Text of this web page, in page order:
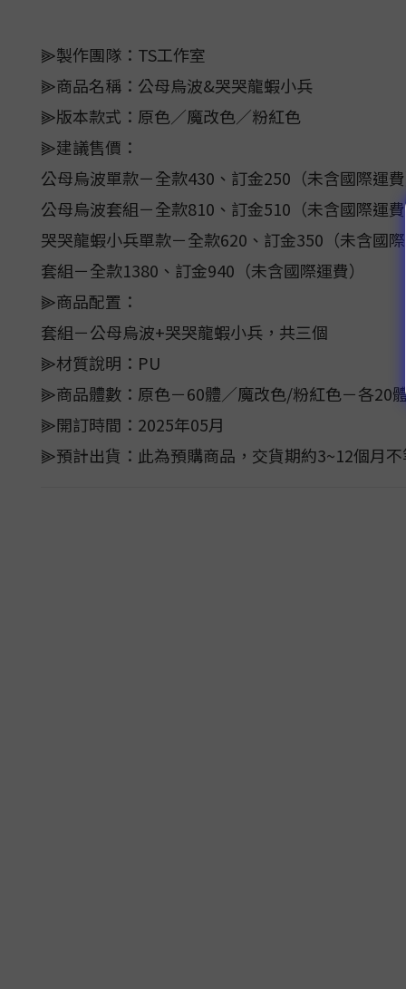
⫸製作團隊：TS工作室
⫸商品名稱：公母烏波&哭哭龍蝦小兵
⫸版本款式：原色／魔改色／粉紅色
⫸建議售價：
公母烏波單款－全款430、訂金250（未含國際運
公母烏波套組－全款810、訂金510（未含國際運
哭哭龍蝦小兵單款－全款620、訂金350（未含國
套組－全款1380、訂金940（未含國際運費）
⫸商品配置：
套組－公母烏波+哭哭龍蝦小兵，共三個
⫸材質說明：PU
⫸商品體數：原色－60體／魔改色/粉紅色－各20
⫸開訂時間：2025年05月
⫸預計出貨：此為預購商品，交貨期約3~12個月